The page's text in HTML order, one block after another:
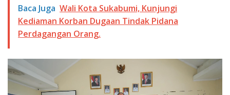
Baca Juga Wali Kota Sukabumi, Kunjungi
Kediaman Korban Dugaan Tindak Pidana
Perdagangan Orang.